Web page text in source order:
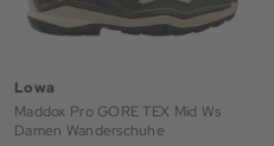
Lowa
Maddox Pro GORE TEX Mid Ws
Damen Wanderschuhe